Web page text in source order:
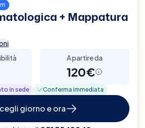
+ Mappatura
A partire da
120€
in sede Conferma immediata
giorno e ora